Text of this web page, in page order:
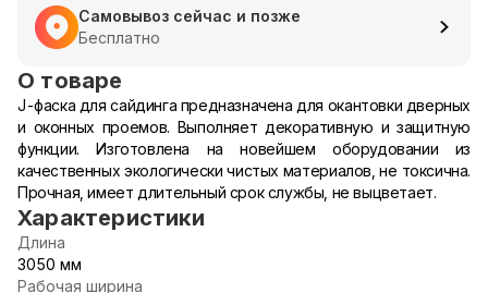
Самовывоз сейчас и позже
Бесплатно
О товаре
J-фаска для сайдинга предназначена для окантовки дверных
и оконных проемов. Выполняет декоративную и защитную
функции. Изготовлена на новейшем оборудовании из
качественных экологически чистых материалов, не токсична.
Прочная, имеет длительный срок службы, не выцветает.
Характеристики
Длина
3050 мм
Рабочая ширина